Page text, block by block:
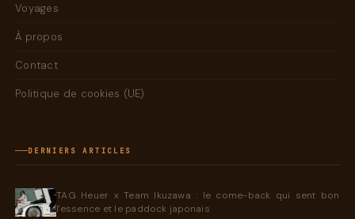
Voyages
À propos
Contact
Politique de cookies (UE)
DERNIERS ARTICLES
TAG Heuer x Team Ikuzawa : le come-back qui sent bon
l'essence et le paddock japonais